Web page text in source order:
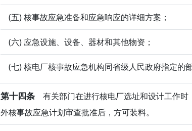
(五) 核事故应急准备和应急响应的详细方案；
(六) 应急设施、设备、器材和其他物资；
(七) 核电厂核事故应急机构同省级人民政府指定的
第十四条 有关部门在进行核电厂选址和设计工作时
外核事故应急计划审查批准后，方可装料。